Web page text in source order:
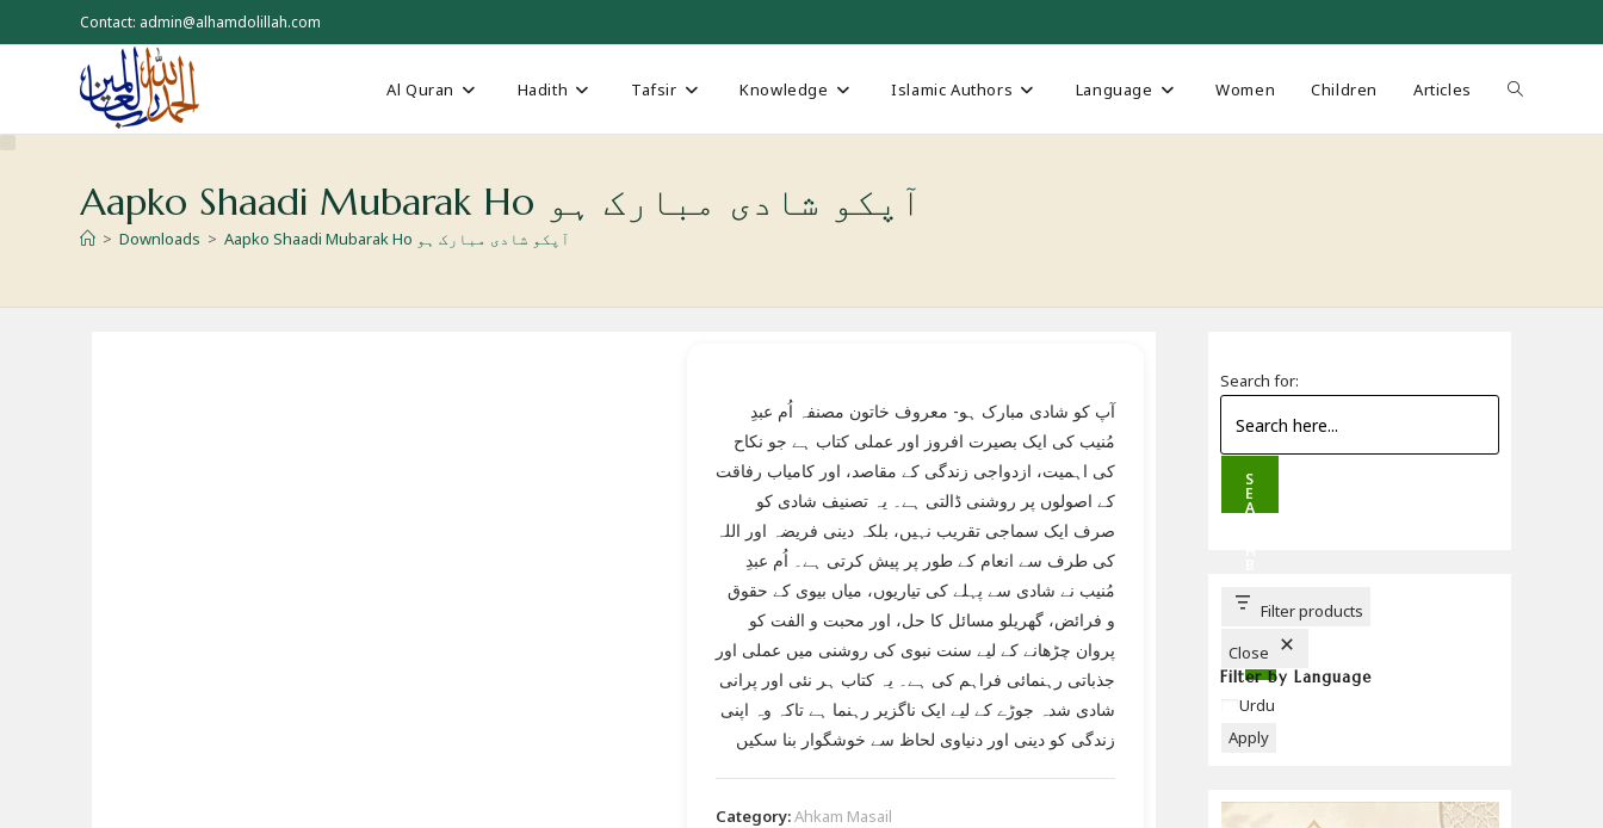
to
Contact: admin@alhamdolillah.com
Al Quran Hadith Tafsir Knowledge Islamic Authors Language Women Children Articles Toggle
Aapko Shaadi Mubarak Ho آپکو شادی مبارک ہو
> Downloads > Aapko Shaadi Mubarak Ho آپکو شادی مبارک ہو
آپ کو شادی مبارک ہو- معروف خاتون مصنفہ اُم عبدِ
مُنیب کی ایک بصیرت افروز اور عملی کتاب ہے جو نکاح
کی اہمیت، ازدواجی زندگی کے مقاصد، اور کامیاب رفاقت
کے اصولوں پر روشنی ڈالتی ہے۔ یہ تصنیف شادی کو
صرف ایک سماجی تقریب نہیں، بلکہ دینی فریضہ اور اللہ
کی طرف سے انعام کے طور پر پیش کرتی ہے۔ اُم عبدِ
مُنیب نے شادی سے پہلے کی تیاریوں، میاں بیوی کے حقوق
و فرائض، گھریلو مسائل کا حل، اور محبت و الفت کو
پروان چڑھانے کے لیے سنت نبوی کی روشنی میں عملی اور
جذباتی رہنمائی فراہم کی ہے۔ یہ کتاب ہر نئی اور پرانی
شادی شدہ جوڑے کے لیے ایک ناگزیر رہنما ہے تاکہ وہ اپنی
زندگی کو دینی اور دنیاوی لحاظ سے خوشگوار بنا سکیں
Category:Ahkam Masail
Search for:
S
E
A
T
T
Filter products
Close
Filter by Language
Language
Urdu
Apply